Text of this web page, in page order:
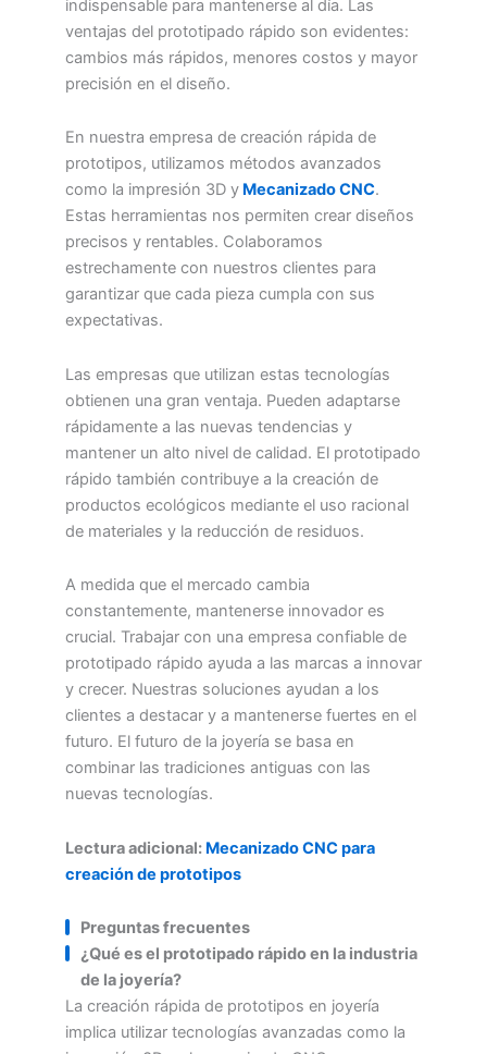
indispensable para mantenerse al día. Las
ventajas del prototipado rápido son evidentes:
cambios más rápidos, menores costos y mayor
precisión en el diseño.
En nuestra empresa de creación rápida de
prototipos, utilizamos métodos avanzados
como la impresión 3D y Mecanizado CNC.
Estas herramientas nos permiten crear diseños
precisos y rentables. Colaboramos
estrechamente con nuestros clientes para
garantizar que cada pieza cumpla con sus
expectativas.
Las empresas que utilizan estas tecnologías
obtienen una gran ventaja. Pueden adaptarse
rápidamente a las nuevas tendencias y
mantener un alto nivel de calidad. El prototipado
rápido también contribuye a la creación de
productos ecológicos mediante el uso racional
de materiales y la reducción de residuos.
A medida que el mercado cambia
constantemente, mantenerse innovador es
crucial. Trabajar con una empresa confiable de
prototipado rápido ayuda a las marcas a innovar
y crecer. Nuestras soluciones ayudan a los
clientes a destacar y a mantenerse fuertes en el
futuro. El futuro de la joyería se basa en
combinar las tradiciones antiguas con las
nuevas tecnologías.
Lectura adicional: Mecanizado CNC para
creación de prototipos
Preguntas frecuentes
¿Qué es el prototipado rápido en la industria
de la joyería?
La creación rápida de prototipos en joyería
implica utilizar tecnologías avanzadas como la